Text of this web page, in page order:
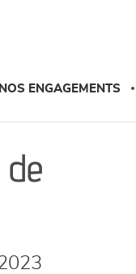
NOS ENGAGEMENTS